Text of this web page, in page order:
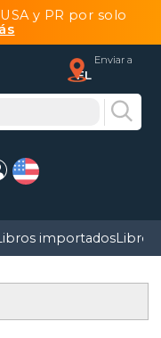
y PR por solo
Enviar a
FL
importadosLibros